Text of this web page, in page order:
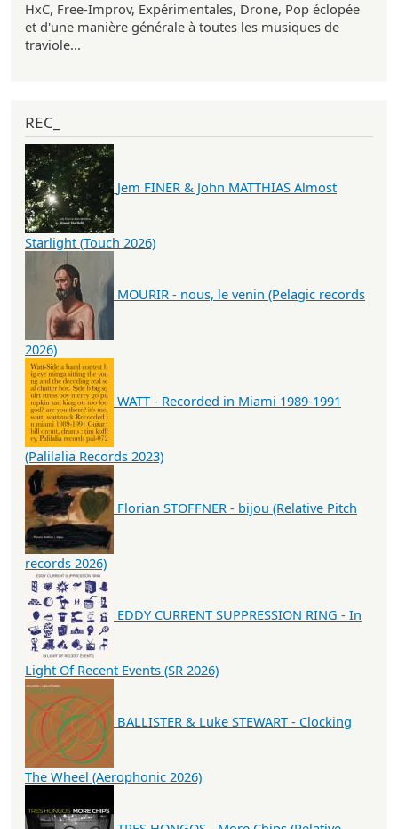
HxC, Free-Improv, Expérimentales, Drone, Pop éclopée
et d'une manière générale à toutes les musiques de
traviole...
REC_
Jem FINER & John MATTHIAS Almost
Starlight (Touch 2026)
MOURIR - nous, le venin (Pelagic records
2026)
WATT - Recorded in Miami 1989-1991
(Palilalia Records 2023)
Florian STOFFNER - bijou (Relative Pitch
records 2026)
EDDY CURRENT SUPPRESSION RING - In
Light Of Recent Events (SR 2026)
BALLISTER & Luke STEWART - Clocking
The Wheel (Aerophonic 2026)